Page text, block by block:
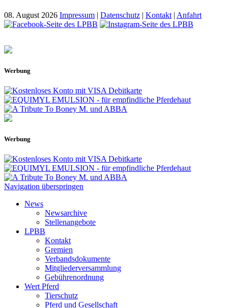
08. August 2026 Impressum | Datenschutz | Kontakt | Anfahrt
Werbung
Werbung
Navigation überspringen
News
Newsarchive
Stellenangebote
LPBB
Kontakt
Gremien
Verbandsdokumente
Mitgliederversammlung
Gebührenordnung
Wert Pferd
Tierschutz
Pferd und Gesellschaft